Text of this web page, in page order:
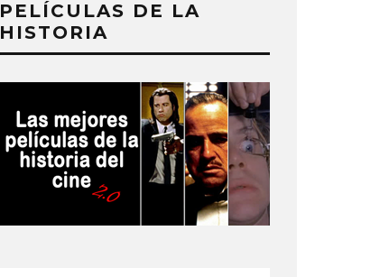
PELÍCULAS DE LA
HISTORIA